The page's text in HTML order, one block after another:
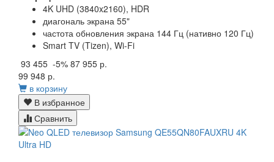
4K UHD (3840x2160), HDR
диагональ экрана 55"
частота обновления экрана 144 Гц (нативно 120 Гц)
Smart TV (Tizen), Wi-Fi
93 455 -5% 87 955 р.
99 948 р.
в корзину
В избранное
Сравнить